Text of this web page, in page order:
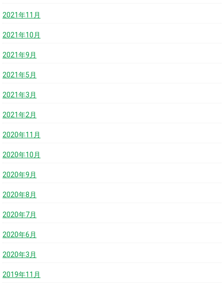
2021年11月
2021年10月
2021年9月
2021年5月
2021年3月
2021年2月
2020年11月
2020年10月
2020年9月
2020年8月
2020年7月
2020年6月
2020年3月
2019年11月